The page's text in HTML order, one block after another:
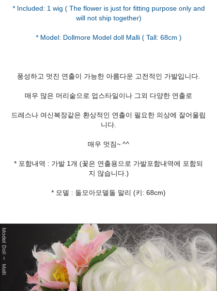
* Included: 1 wig ( The flower is just for fitting purpose only and
will not ship together)
풍성하고 멋진 연출이 가능한 아름다운 고전적인 가발입니다.
매우 많은 머리숱으로 업스타일이나 그외 다양한 연출로
드레스나 여신복장같은 환상적인 연출이 필요한 의상에 잘어울립
니다.
매우 멋짐~ ^^
* 포함내역 : 가발 1개 (꽃은 연출용으로 가발포함내역에 포함되
지 않습니다.)
* 모델 : 돌모아모델돌 말리 (키: 68cm)